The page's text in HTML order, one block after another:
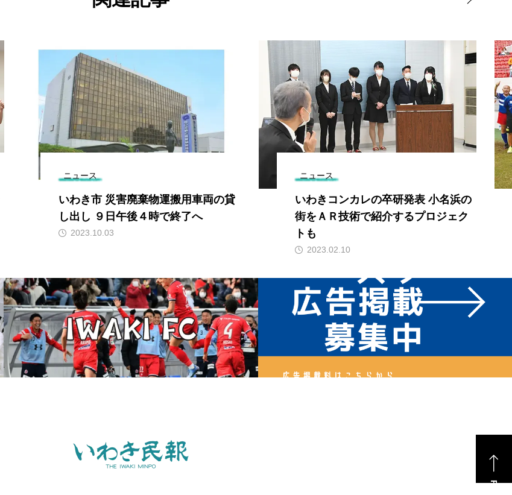
ニュース
いわき市 災害廃棄物運搬用車両の貸
し出し ９日午後４時で終了へ
2023.10.03
ニュース
いわきコンカレの卒研発表 小名浜の
街をＡＲ技術で紹介するプロジェク
トも
2023.02.10